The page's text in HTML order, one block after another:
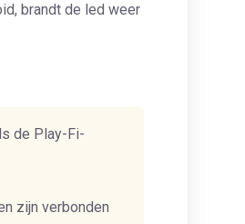
brandt de led weer
de Play-Fi-
zijn verbonden